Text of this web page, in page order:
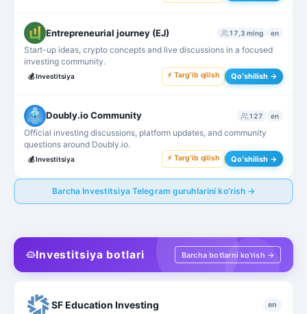
Entrepreneurial journey (EJ) 17,3 ming en
Start-up ideas, crypto concepts and live discussions in a focused
investing community.
💰Investitsiya ⚡ Targʻib qilish Qoʻshilish →
Doubly.io Community 127 en
Official investing discussions, platform updates, and community
questions around Doubly.io.
💰Investitsiya ⚡ Targʻib qilish Qoʻshilish →
Barcha Investitsiya Telegram guruhlarini koʻrish →
Investitsiya botlari Barcha botlarni ko‘rish →
SF Education Investing en